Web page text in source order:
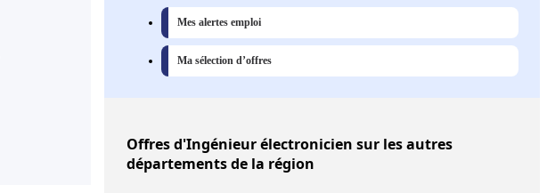
Mes alertes emploi
Ma sélection d’offres
Offresd'Ingénieur électronicien sur les autres
départements de la région